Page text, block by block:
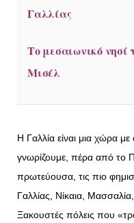
Γαλλίας
Το μεσαιωνικό
Μισέλ
Η Γαλλία είναι μια χώρα
γνωρίζουμε, πέρα από το
πρωτεύουσα, τις πιο
Γαλλίας, Νίκαια,
Ξακουστές πόλεις που